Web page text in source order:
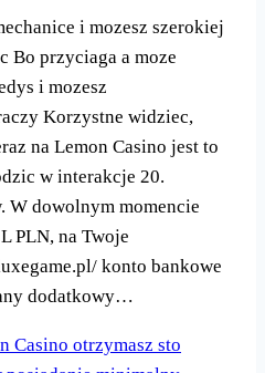
i mozesz szerokiej
Bo przyciaga a moze
i mozesz
Korzystne widziec,
na Lemon Casino jest to
w interakcje 20.
W dowolnym momencie
PLN, na Twoje
konto bankowe
dodatkowy…
Casino otrzymasz sto